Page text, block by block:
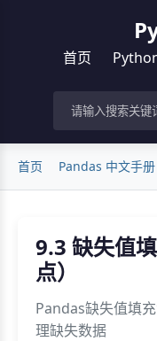
首页
首页 Pandas 中文手册
9.3 缺失值
点）
Pandas缺失值填
理缺失数据